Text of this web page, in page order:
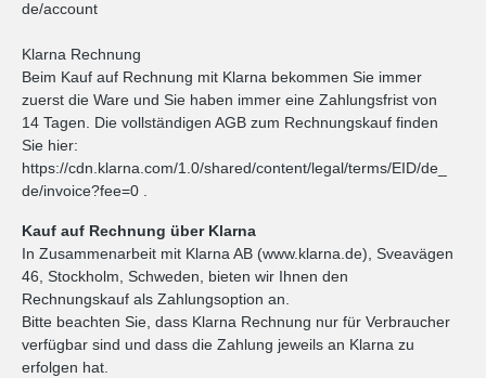
de/account
Klarna Rechnung
Beim Kauf auf Rechnung mit Klarna bekommen Sie immer
zuerst die Ware und Sie haben immer eine Zahlungsfrist von
14 Tagen. Die vollständigen AGB zum Rechnungskauf finden
Sie hier:
https://cdn.klarna.com/1.0/shared/content/legal/terms/EID/de_
de/invoice?fee=0 .
Kauf auf Rechnung über Klarna
In Zusammenarbeit mit Klarna AB (www.klarna.de), Sveavägen
46, Stockholm, Schweden, bieten wir Ihnen den
Rechnungskauf als Zahlungsoption an.
Bitte beachten Sie, dass Klarna Rechnung nur für Verbraucher
verfügbar sind und dass die Zahlung jeweils an Klarna zu
erfolgen hat.